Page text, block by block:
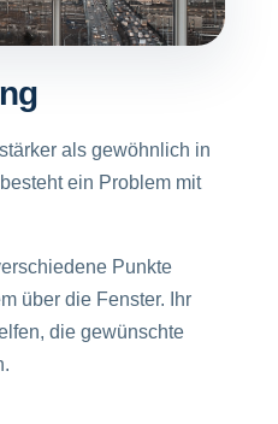
als gewöhnlich in
ein Problem mit
Punkte
über die Fenster. Ihr
die gewünschte